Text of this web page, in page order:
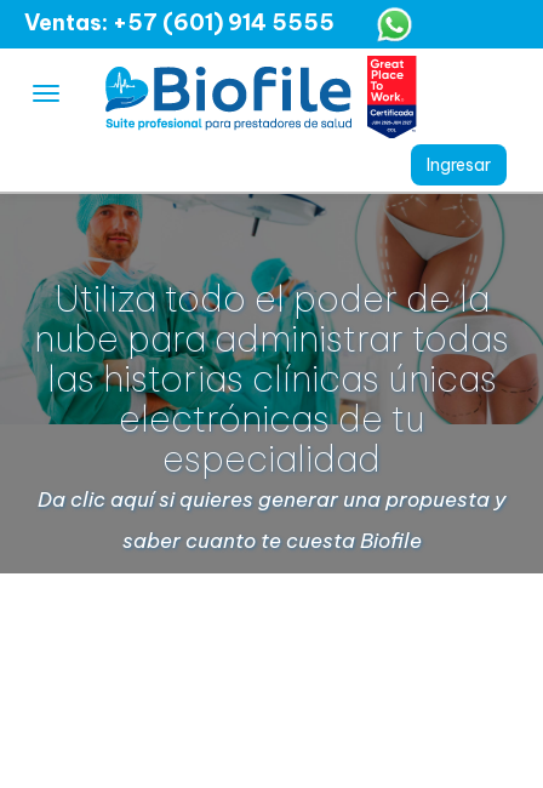
Ventas: +57 (601) 914 5555
Utiliza todo el poder de la
nube para administrar todas
las historias clínicas únicas
electrónicas de tu
especialidad
Da clic aquí si quieres generar una propuesta y
saber cuanto te cuesta Biofile